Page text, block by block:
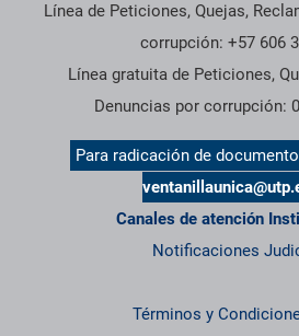
Línea de Peticiones, Quejas,
corrupción: +57 606
Línea gratuita de Peticiones,
Denuncias por corrupción:
Para radicación de
Canales de atención
Notificaciones
Términos y